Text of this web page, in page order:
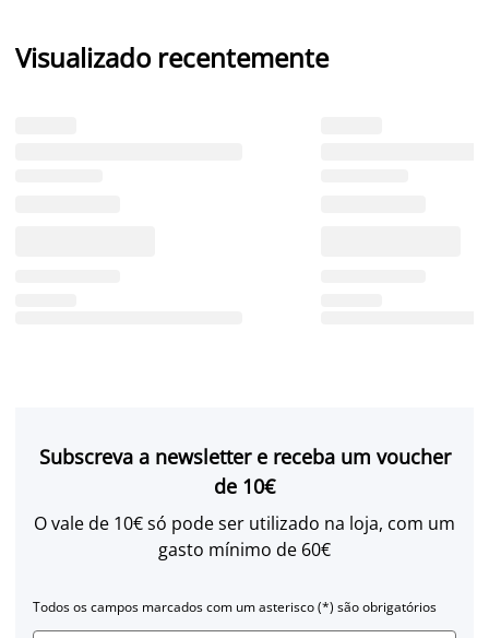
Visualizado recentemente
Subscreva a newsletter e receba um voucher
de 10€
O vale de 10€ só pode ser utilizado na loja, com um
gasto mínimo de 60€
Todos os campos marcados com um asterisco (*) são obrigatórios